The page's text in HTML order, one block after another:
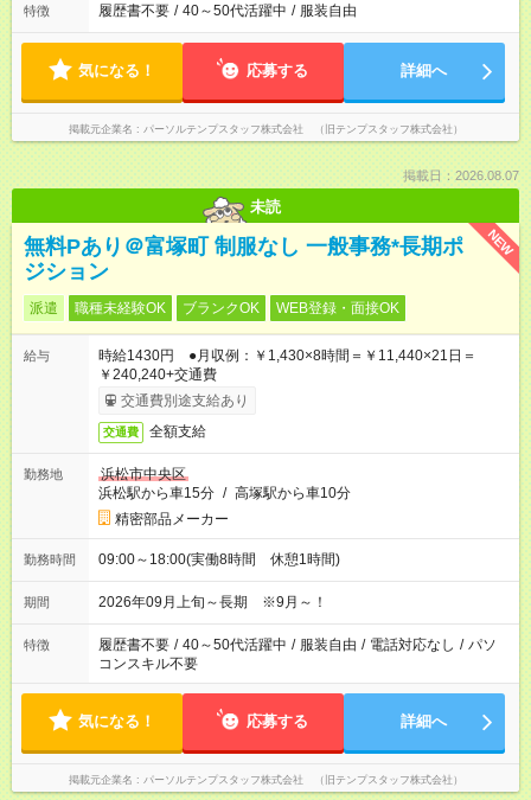
特徴 履歴書不要 / 40～50代活躍中 / 服装自由
気になる！ 応募する 詳細へ
掲載元企業名 パーソルテンプスタッフ株式会社 （旧テンプスタッフ株式会社）
掲載日：2026.08.07
未読
NEW
無料Pあり＠富塚町 制服なし 一般事務*長期ポ
ジション
派遣 職種未経験OK ブランクOK WEB登録・面接OK
給与
時給1430円 ●月収例：￥1,430×8時間＝￥11,440×21日＝
￥240,240+交通費
交通費別途支給あり
交通費 全額支給
勤務地
浜松市中央区
浜松駅から車15分 / 高塚駅から車10分
精密部品メーカー
勤務時間 09:00～18:00(実働8時間 休憩1時間)
期間 2026年09月上旬～長期 ※9月～！
特徴 履歴書不要 / 40～50代活躍中 / 服装自由 / 電話対応なし / パソ
コンスキル不要
気になる！ 応募する 詳細へ
掲載元企業名 パーソルテンプスタッフ株式会社 （旧テンプスタッフ株式会社）